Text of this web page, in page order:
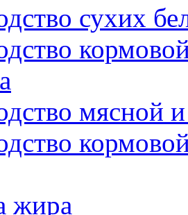
сухих
мясной
жира